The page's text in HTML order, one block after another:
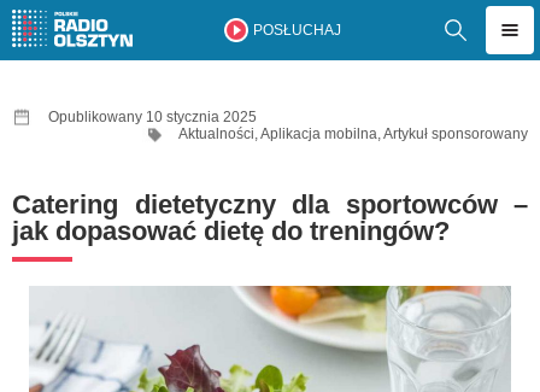
POSŁUCHAJ
Opublikowany 10 stycznia 2025
Aktualności,Aplikacja mobilna,Artykuł sponsorowany
Catering dietetyczny dla sportowców –
jak dopasować dietę do treningów?